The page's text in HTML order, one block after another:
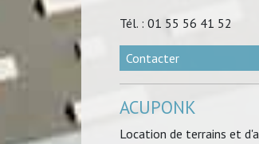
Tél. : 01 55 56 41 52
Contacter
ACUPONK
Location de terrains et